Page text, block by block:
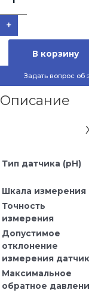
+
В корзину
Задать вопрос об
Описание
Тип датчика (pH)
Шкала измерения
Точность
измерения
Допустимое
отклонение
измерения
Максимальное
обратное